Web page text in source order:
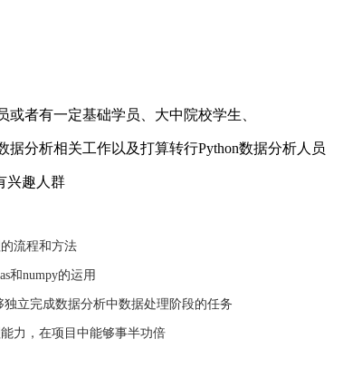
或者有一定基础学员、大中院校学生、
据分析相关工作以及打算转行Python数据分析人员
兴趣人群
流程和方法
和numpy的运用
独立完成数据分析中数据处理阶段的任务
力，在项目中能够事半功倍